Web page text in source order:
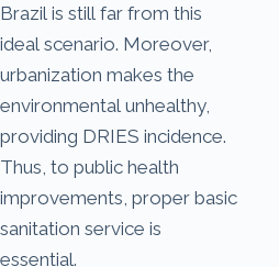
Brazil is still far from this
ideal scenario. Moreover,
urbanization makes the
environmental unhealthy,
providing DRIES incidence.
Thus, to public health
improvements, proper basic
sanitation service is
essential.